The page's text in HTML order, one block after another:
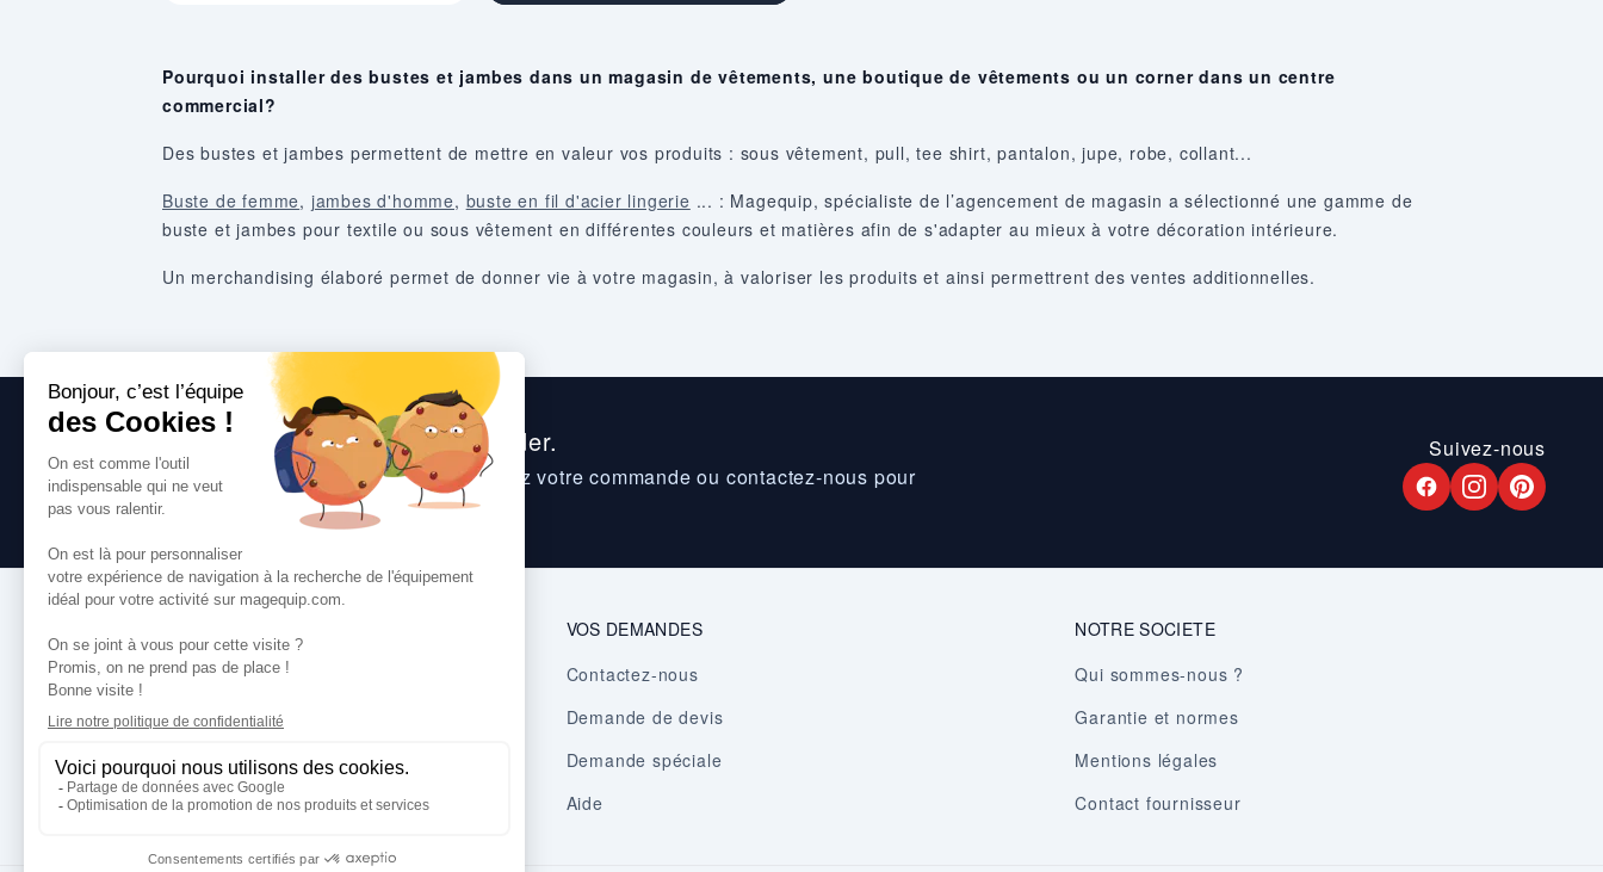
Pourquoi installer des bustes et jambes dans un magasin de vêtements, une boutique de vêtements ou un corner dans un centre
commercial?
Des bustes et jambes permettent de mettre en valeur vos produits : sous vêtement, pull, tee shirt, pantalon, jupe, robe, collant...
Buste de femme, jambes d'homme, buste en fil d'acier lingerie ... : Magequip, spécialiste de l’agencement de magasin a sélectionné une gamme de
buste et jambes pour textile ou sous vêtement en différentes couleurs et matières afin de s'adapter au mieux à votre décoration intérieure.
Un merchandising élaboré permet de donner vie à votre magasin, à valoriser les produits et ainsi permettrent des ventes additionnelles.
Nous sommes heureux de vous aider.
Consultez nos questions fréquentes, suivez votre commande ou contactez-nous pour
toute question que vous pourriez avoir.
Suivez-nous
Comment commander
Paiement
Livraison
Services
VOS DEMANDES
Contactez-nous
Demande de devis
Demande spéciale
Aide
NOTRE SOCIETE
Qui sommes-nous ?
Garantie et normes
Mentions légales
Contact fournisseur